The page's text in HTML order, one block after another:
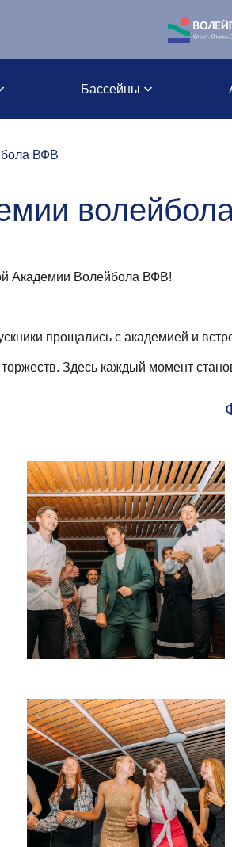
Бассейны
ВФВ
Академии Волейбола ВФВ!
прощались с академией и
Здесь каждый момент